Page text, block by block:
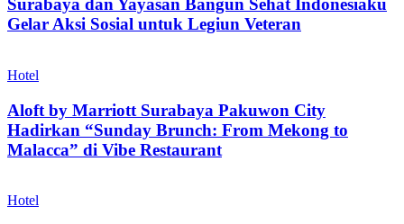
Surabaya dan Yayasan Bangun Sehat Indonesiaku
Gelar Aksi Sosial untuk Legiun Veteran
Hotel
Aloft by Marriott Surabaya Pakuwon City
Hadirkan “Sunday Brunch: From Mekong to
Malacca” di Vibe Restaurant
Hotel